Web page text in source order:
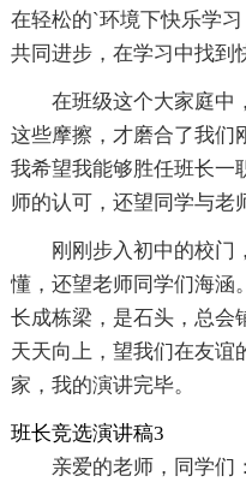
在轻松的`环境下快乐学
共同进步，在学习中找到
在班级这个大家庭中
这些摩擦，才磨合了我们
我希望我能够胜任班长一
师的认可，还望同学与老
刚刚步入初中的校门
懂，还望老师同学们海涵
长成栋梁，是石头，总会
天天向上，望我们在友谊
家，我的演讲完毕。
班长竞选演讲稿3
亲爱的老师，同学们：